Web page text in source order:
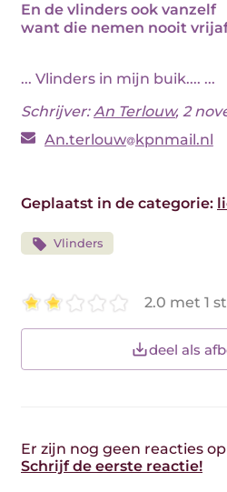
En de vlinders ook vanzelf
want die nemen nooit
... Vlinders in mijn buik.... ...
Schrijver:An Terlouw, 2
An.terlouw kpnmail.nl
Geplaatst in de categorie:
Vlinders
2.0 met 1
deel als
Er zijn nog geen reacties
Schrijf de eerste reactie!